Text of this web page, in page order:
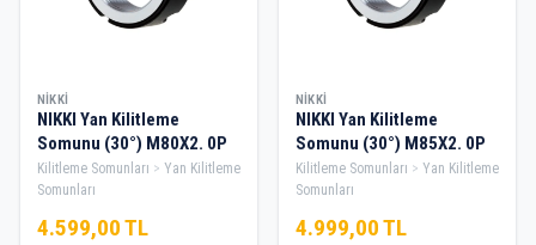
NIKKI
NIKKI Yan Kilitleme
Somunu (30°) M80X2. 0P
Kilitleme Somunları
Yan Kilitleme
Somunları
4.599,00 TL
NIKKI
NIKKI Yan Kilitleme
Somunu (30°) M85X2. 0P
Kilitleme Somunları
Yan Kilitleme
Somunları
4.999,00 TL